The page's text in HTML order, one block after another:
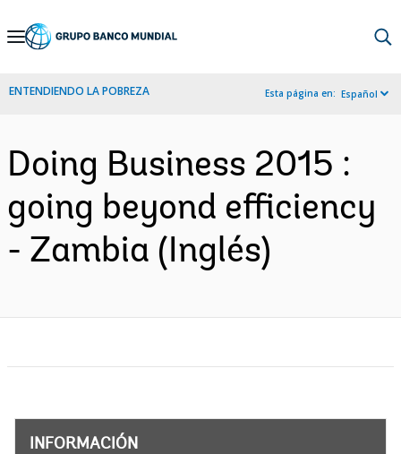
Skip
Navigation
ENTENDIENDO LA POBREZA Esta página en: Español
Doing Business 2015 :
going beyond efficiency
- Zambia (Inglés)
INFORMACIÓN